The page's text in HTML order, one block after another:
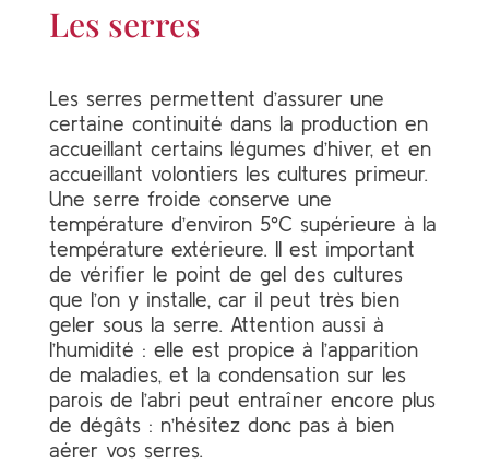
Les serres
Les serres permettent d’assurer une
certaine continuité dans la production en
accueillant certains légumes d’hiver, et en
accueillant volontiers les cultures primeur.
Une serre froide conserve une
température d’environ 5°C supérieure à la
température extérieure. Il est important
de vérifier le point de gel des cultures
que l’on y installe, car il peut très bien
geler sous la serre. Attention aussi à
l’humidité : elle est propice à l’apparition
de maladies, et la condensation sur les
parois de l’abri peut entraîner encore plus
de dégâts : n’hésitez donc pas à bien
aérer vos serres.